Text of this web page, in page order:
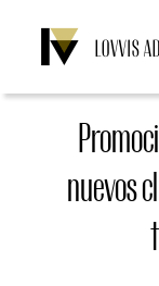
contenido
nuevos